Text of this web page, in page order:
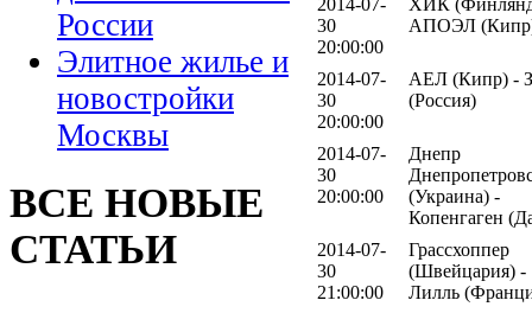
России
Элитное жилье и
новостройки
Москвы
ВСЕ НОВЫЕ
СТАТЬИ
2014-07-
30
20:00:00
ХИК
АПОЭЛ
2014-07-
30
20:00:00
АЕЛ (Кипр) -
(Россия)
2014-07-
30
20:00:00
Днепр
(Украина) -
Копенгаген
2014-07-
30
21:00:00
Грассхоппер
(Швейцария) -
Лилль